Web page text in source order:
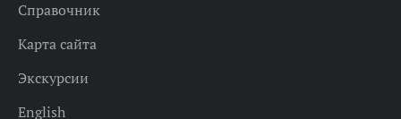
Справочник
Карта сайта
Экскурсии
English